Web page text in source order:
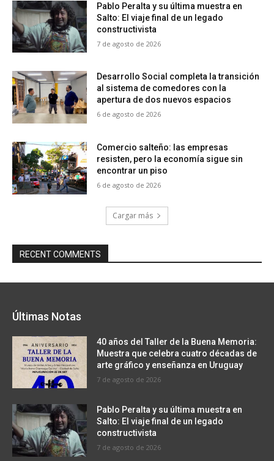
Pablo Peralta y su última muestra en
Salto: El viaje final de un legado
constructivista
7 de agosto de 2026
Desarrollo Social completa la transición
al sistema de comedores con la
apertura de dos nuevos espacios
6 de agosto de 2026
Comercio salteño: las empresas
resisten, pero la economía sigue sin
encontrar un piso
6 de agosto de 2026
Cargar más
RECENT COMMENTS
Últimas Notas
40 años del Taller de la Buena Memoria:
Muestra que celebra cuatro décadas de
arte gráfico y enseñanza en Uruguay
7 de agosto de 2026
Pablo Peralta y su última muestra en
Salto: El viaje final de un legado
constructivista
7 de agosto de 2026